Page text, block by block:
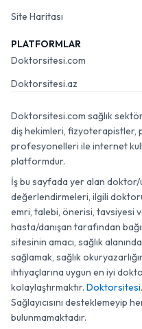
Site Haritası
PLATFORMLAR
Doktorsitesi.com
Doktorsitesi.az
Doktorsitesi.com sağlık
diş hekimleri, fizyoterapistler,
profesyonelleri ile internet
platformdur.
İş bu sayfada yer alan doktor/
değerlendirmeleri, ilgili
emri, talebi, önerisi, tavsiyesi
hasta/danışan tarafından
sitesinin amacı, sağlık
sağlamak, sağlık
ihtiyaçlarına uygun en iyi
kolaylaştırmaktır.
Sağlayıcısını desteklemeyip
bulunmamaktadır.